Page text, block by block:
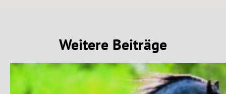
Weitere Beiträge